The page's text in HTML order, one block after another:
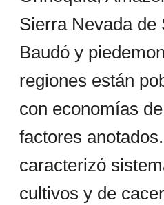
Sierra Nevada
Baudó y
regiones están
con economías
factores
caracterizó
cultivos y de